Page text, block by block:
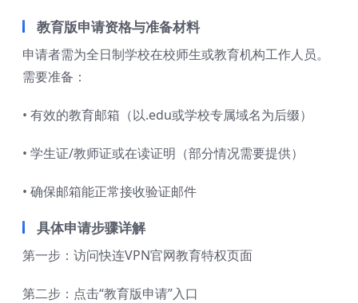
教育版申请资格与准备材料
申请者需为全日制学校在校师生或教育机构工作人员。
需要准备：
• 有效的教育邮箱（以.edu或学校专属域名为后缀）
• 学生证/教师证或在读证明（部分情况需要提供）
• 确保邮箱能正常接收验证邮件
具体申请步骤详解
第一步：访问快连VPN官网教育特权页面
第二步：点击“教育版申请”入口